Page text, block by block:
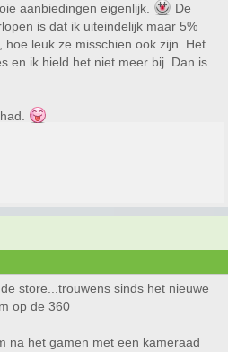
aanbiedingen eigenlijk.
De
is dat ik uiteindelijk maar 5%
leuk ze misschien ook zijn. Het
en ik hield het niet meer bij. Dan is
store...trouwens sinds het nieuwe
op de 360
na het gamen met een kameraad